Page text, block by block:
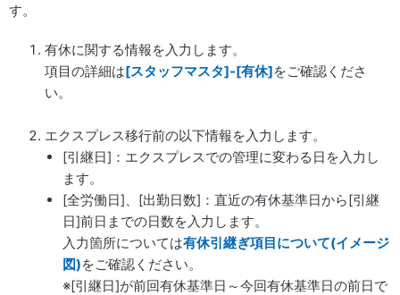
す。
有休に関する情報を入力します。
項目の詳細は[スタッフマスタ]-[有休]をご確認くださ
い。
エクスプレス移行前の以下情報を入力します。
[引継日]：エクスプレスでの管理に変わる日を入力し
ます。
[全労働日]、[出勤日数]：直近の有休基準日から[引継
日]前日までの日数を入力します。
入力箇所については有休引継ぎ項目について(イメージ
図)をご確認ください。
※[引継日]が前回有休基準日～今回有休基準日の前日で